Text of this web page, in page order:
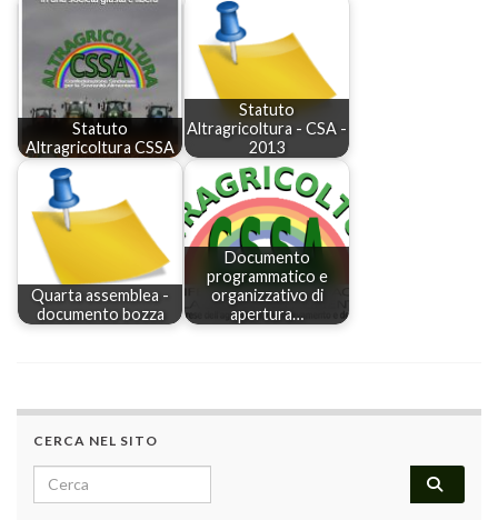
Statuto
Altragricoltura CSSA
Statuto
Altragricoltura - CSA -
2013
Quarta assemblea -
documento bozza
Documento
programmatico e
organizzativo di
apertura…
CERCA NEL SITO
Search for: